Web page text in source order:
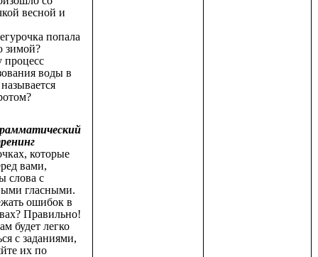
весной и
попала
зимой?
воды в
которые
вами,
слова с
гласными.
ошибок в
Правильно!
будет легко
с заданиями,
их по